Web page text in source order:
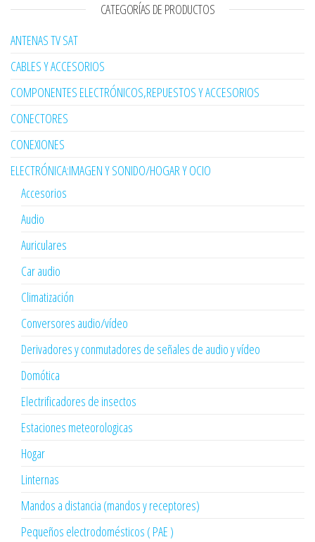
CATEGORÍAS DE PRODUCTOS
ANTENAS TV SAT
CABLES Y ACCESORIOS
COMPONENTES ELECTRÓNICOS,REPUESTOS Y ACCESORIOS
CONECTORES
CONEXIONES
ELECTRÓNICA:IMAGEN Y SONIDO/HOGAR Y OCIO
Accesorios
Audio
Auriculares
Car audio
Climatización
Conversores audio/vídeo
Derivadores y conmutadores de señales de audio y vídeo
Domótica
Electrificadores de insectos
Estaciones meteorologicas
Hogar
Linternas
Mandos a distancia (mandos y receptores)
Pequeños electrodomésticos ( PAE )